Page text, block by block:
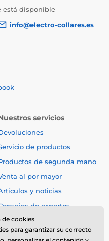
está disponible
info@electro-collares.es
servicios
de productos
de segunda mano
al por mayor
y noticias
de expertos
cookies
para garantizar su correcto